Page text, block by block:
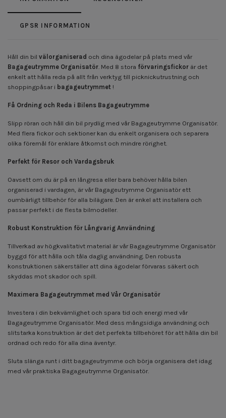
GPSR INFORMATION
Håll din bil välorganiserad och dina ägodelar på plats med vår
Bagageutrymme Organisatör . Med 8 stora förvaringsfickor är det
enkelt att hålla reda på allt från verktyg till picknickutrustning och
shoppingpåsar i bagageutrymmet !
Få Ordning och Reda i Bilens Bagageutrymme
Slipp röran och håll din bil prydlig med vår Bagageutrymme Organisatör.
Med flera fickor och sektioner kan du enkelt organisera och separera
olika föremål för enklare åtkomst och mindre rörighet.
Perfekt för Resor och Vardagsbruk
Oavsett om du är på en långresa eller bara behöver hålla bilen
organiserad i vardagen, är vår Bagageutrymme Organisatör ett
oumbärligt tillbehör för alla bilägare. Den är enkel att installera och
passar perfekt i de flesta bilmodeller.
Robust Konstruktion för Långvarig Användning
Tillverkad av högkvalitativt material är vår Bagageutrymme Organisatör
byggd för att hålla och tåla daglig användning. Den robusta
konstruktionen säkerställer att dina ägodelar förvaras säkert och
skyddas mot skador och spill.
Maximera Bagageutrymmet med Vår Organisatör
Investera i din bekvämlighet och spara tid och energi med vår
Bagageutrymme Organisatör. Med dess mångsidiga användning och
slitstarka konstruktion är det det perfekta tillbehöret för att hålla din bil
ordnad och redo för alla dina äventyr.
Sluta slänga runt i ditt bagageutrymme och börja organisera det idag
med vår praktiska Bagageutrymme Organisatör.